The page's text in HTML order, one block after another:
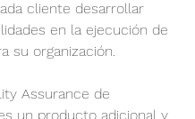
cliente desarrollar
en la ejecución de
su organización.
un producto adicional y